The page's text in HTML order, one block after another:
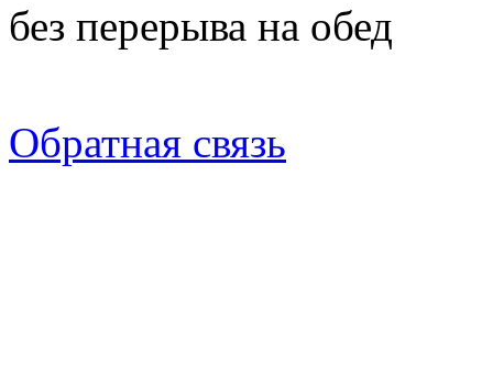
без перерыва на обед
Обратная связь